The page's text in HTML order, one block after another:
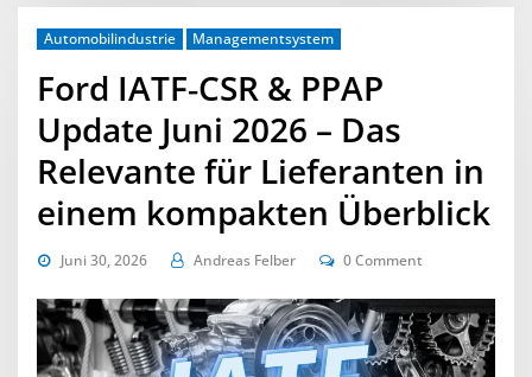
Automobilindustrie Managementsystem
Ford IATF‑CSR & PPAP
Update Juni 2026 – Das
Relevante für Lieferanten in
einem kompakten Überblick
Juni 30, 2026 Andreas Felber 0 Comment